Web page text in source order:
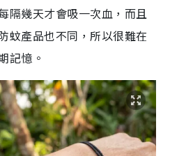
隔幾天才會吸一次血，而且
蚊產品也不同，所以很難在
記憶。